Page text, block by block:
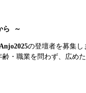
ら ～
の登壇者を募集し
・職業を問わず、広め